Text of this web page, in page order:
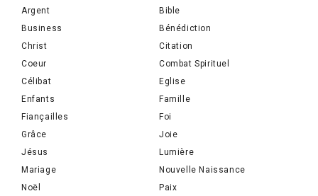
Argent
Bible
Business
Bénédiction
Christ
Citation
Coeur
Combat Spirituel
Célibat
Eglise
Enfants
Famille
Fiançailles
Foi
Grâce
Joie
Jésus
Lumière
Mariage
Nouvelle Naissance
Noël
Paix